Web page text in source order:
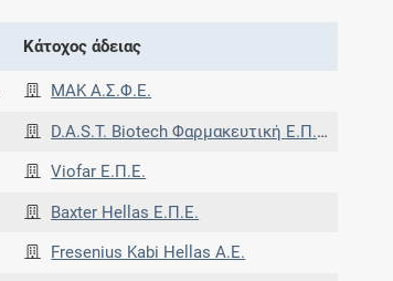
Κάτοχος άδειας
ΜΑΚ Α.Σ.Φ.Ε.
D.A.S.T. Biotech Φαρμακευτική Ε.Π.Ε.
Viofar Ε.Π.Ε.
Baxter Hellas Ε.Π.Ε.
Fresenius Kabi Hellas A.E.